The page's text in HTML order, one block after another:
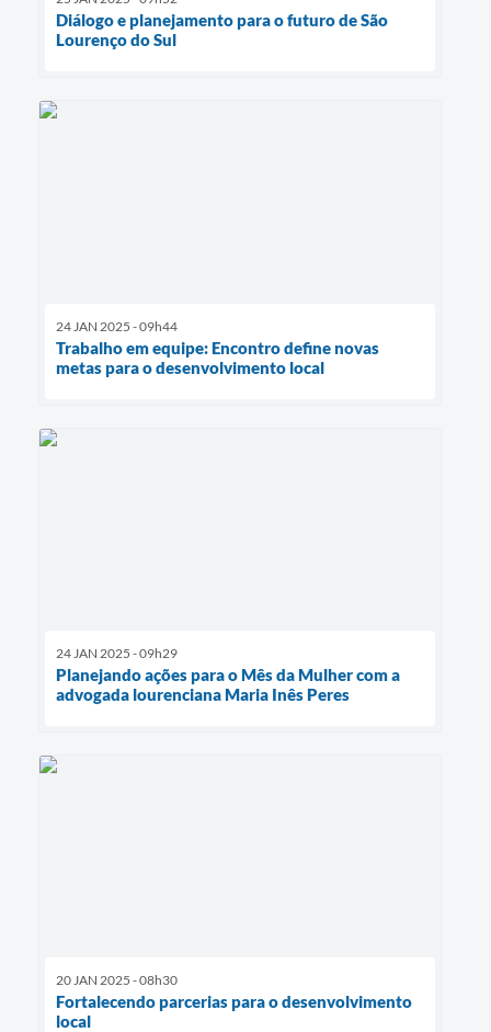
Diálogo e planejamento para o futuro de São
Lourenço do Sul
24 JAN 2025 - 09h44
Trabalho em equipe: Encontro define novas
metas para o desenvolvimento local
24 JAN 2025 - 09h29
Planejando ações para o Mês da Mulher com a
advogada lourenciana Maria Inês Peres
20 JAN 2025 - 08h30
Fortalecendo parcerias para o desenvolvimento
local